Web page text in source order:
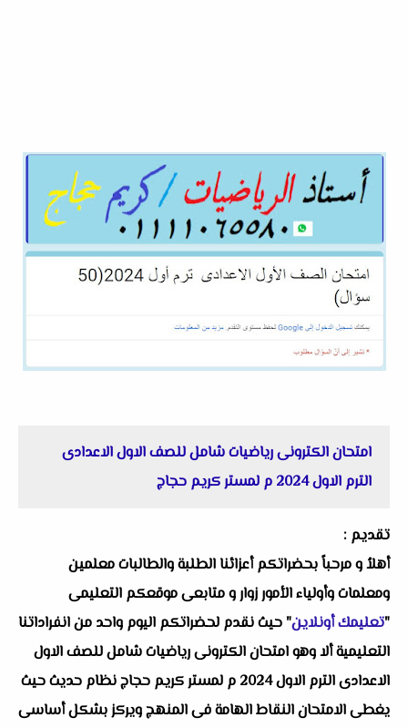
امتحان الكترونى رياضيات شامل للصف الاول الاعدادى
الترم الاول 2024 م لمستر كريم حجاج
تقديم :
أهلاُ و مرحباً بحضراتكم أعزائنا الطلبة والطالبات معلمين
ومعلمات وأولياء الأمور زوار و متابعى موقعكم التعليمى
"تعليمك أونلاين" حيث نقدم لحضراتكم اليوم واحد من انفراداتنا
التعليمية ألا وهو امتحان الكترونى رياضيات شامل للصف الاول
الاعدادى الترم الاول 2024 م لمستر كريم حجاج نظام حديث حيث
يغطى الامتحان النقاط الهامة فى المنهج ويركز بشكل أساسى